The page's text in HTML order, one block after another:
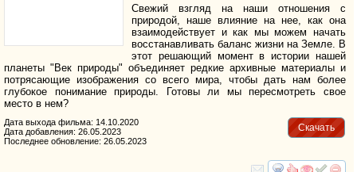
Свежий взгляд на наши отношения с
природой, наше влияние на нее, как она
взаимодействует и как мы можем начать
восстанавливать баланс жизни на Земле. В
этот решающий момент в истории нашей
планеты "Век природы" объединяет редкие архивные материалы и
потрясающие изображения со всего мира, чтобы дать нам более
глубокое понимание природы. Готовы ли мы пересмотреть свое
место в нем?
Скачать
Дата выхода фильма: 14.10.2020
Дата добавления: 26.05.2023
Последнее обновление: 26.05.2023